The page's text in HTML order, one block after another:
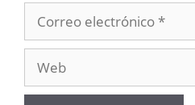
electrónico